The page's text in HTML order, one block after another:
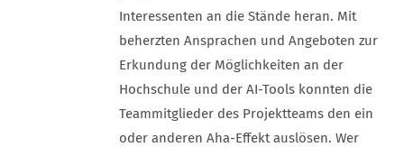
Interessenten an die Stände heran. Mit
beherzten Ansprachen und Angeboten zur
Erkundung der Möglichkeiten an der
Hochschule und der AI-Tools konnten die
Teammitglieder des Projektteams den ein
oder anderen Aha-Effekt auslösen. Wer